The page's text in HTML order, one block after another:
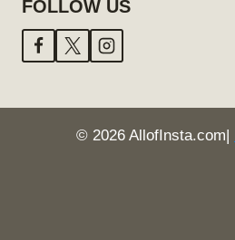
FOLLOW US
© 2026 AllofInsta.com|